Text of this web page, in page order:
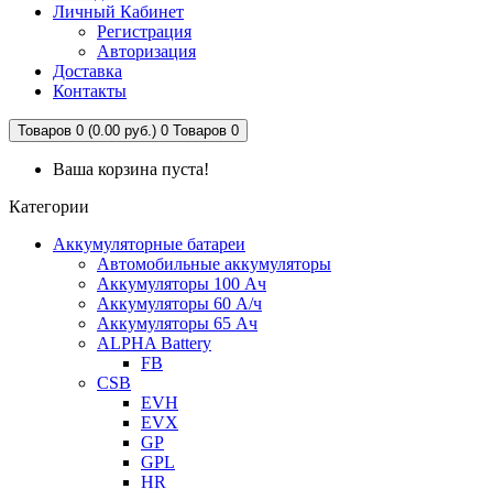
Личный Кабинет
Регистрация
Авторизация
Доставка
Контакты
Товаров 0 (0.00 руб.) 0 Товаров 0
Ваша корзина пуста!
Категории
Аккумуляторные батареи
Автомобильные аккумуляторы
Аккумуляторы 100 Ач
Аккумуляторы 60 А/ч
Аккумуляторы 65 Ач
ALPHA Battery
FB
CSB
EVH
EVX
GP
GPL
HR